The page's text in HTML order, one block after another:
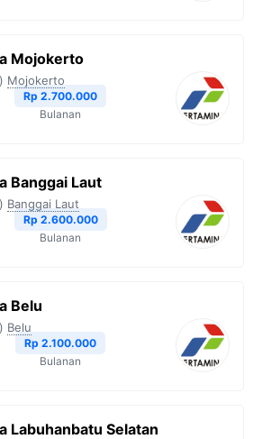
Mojokerto
Mojokerto
Rp 2.700.000
Bulanan
Banggai Laut
Banggai Laut
Rp 2.600.000
Bulanan
Belu
Belu
Rp 2.100.000
Bulanan
Labuhanbatu Selatan